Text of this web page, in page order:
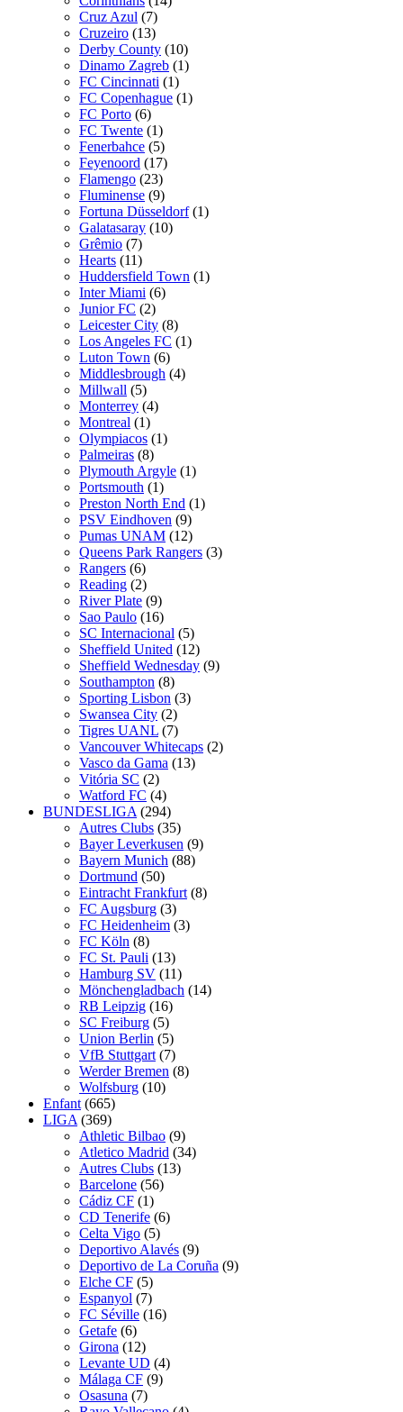
Cruz Azul (7)
Cruzeiro (13)
Derby County (10)
Dinamo Zagreb (1)
FC Cincinnati (1)
FC Copenhague (1)
FC Porto (6)
FC Twente (1)
Fenerbahce (5)
Feyenoord (17)
Flamengo (23)
Fluminense (9)
Fortuna Düsseldorf (1)
Galatasaray (10)
Grêmio (7)
Hearts (11)
Huddersfield Town (1)
Inter Miami (6)
Junior FC (2)
Leicester City (8)
Los Angeles FC (1)
Luton Town (6)
Middlesbrough (4)
Millwall (5)
Monterrey (4)
Montreal (1)
Olympiacos (1)
Palmeiras (8)
Plymouth Argyle (1)
Portsmouth (1)
Preston North End (1)
PSV Eindhoven (9)
Pumas UNAM (12)
Queens Park Rangers (3)
Rangers (6)
Reading (2)
River Plate (9)
Sao Paulo (16)
SC Internacional (5)
Sheffield United (12)
Sheffield Wednesday (9)
Southampton (8)
Sporting Lisbon (3)
Swansea City (2)
Tigres UANL (7)
Vancouver Whitecaps (2)
Vasco da Gama (13)
Vitória SC (2)
Watford FC (4)
BUNDESLIGA (294)
Autres Clubs (35)
Bayer Leverkusen (9)
Bayern Munich (88)
Dortmund (50)
Eintracht Frankfurt (8)
FC Augsburg (3)
FC Heidenheim (3)
FC Köln (8)
FC St. Pauli (13)
Hamburg SV (11)
Mönchengladbach (14)
RB Leipzig (16)
SC Freiburg (5)
Union Berlin (5)
VfB Stuttgart (7)
Werder Bremen (8)
Wolfsburg (10)
Enfant (665)
LIGA (369)
Athletic Bilbao (9)
Atletico Madrid (34)
Autres Clubs (13)
Barcelone (56)
Cádiz CF (1)
CD Tenerife (6)
Celta Vigo (5)
Deportivo Alavés (9)
Deportivo de La Coruña (9)
Elche CF (5)
Espanyol (7)
FC Séville (16)
Getafe (6)
Girona (12)
Levante UD (4)
Málaga CF (9)
Osasuna (7)